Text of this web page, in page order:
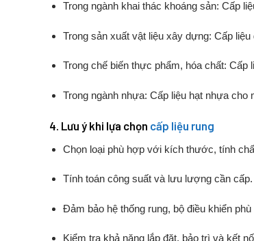
Trong ngành khai thác khoáng sản: Cấp
Trong sản xuất vật liệu xây dựng: Cấp liệu
Trong chế biến thực phẩm, hóa chất: Cấp
Trong ngành nhựa: Cấp liệu hạt nhựa cho
4. Lưu ý khi lựa chọn cấp liệu rung
Chọn loại phù hợp với kích thước, tính
Tính toán công suất và lưu lượng cần cấp.
Đảm bảo hệ thống rung, bộ điều khiển phù
Kiểm tra khả năng lắp đặt, bảo trì và kết